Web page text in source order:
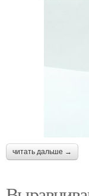
читать дальше →